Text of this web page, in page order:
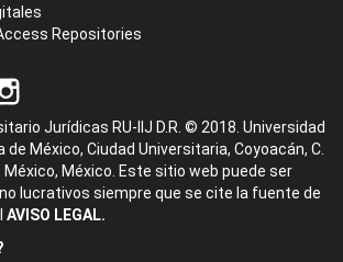
Repositories
Jurídicas RU-IIJ D.R. © 2018. Universidad
de México, Ciudad Universitaria, Coyoacán, C.
México, México. Este sitio web puede ser
lucrativos siempre que se cite la fuente de
AVISO LEGAL.